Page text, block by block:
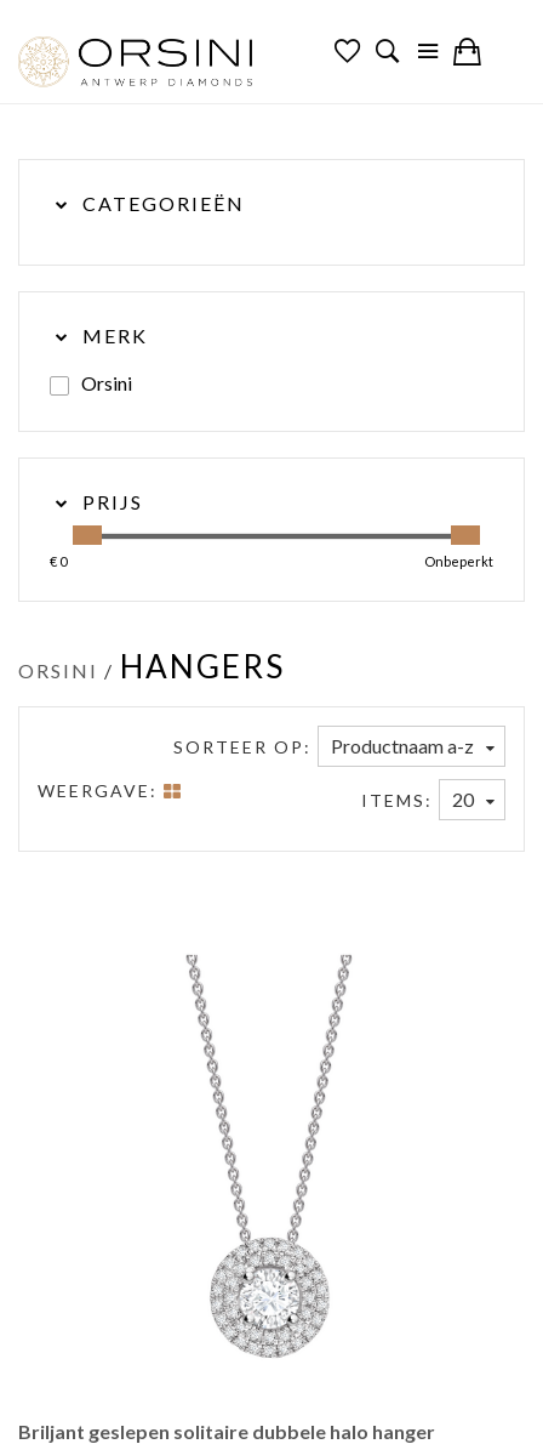
CATEGORIEËN
MERK
Orsini
PRIJS
€ 0 Onbeperkt
ORSINI / HANGERS
SORTEER OP: Productnaam a-z
ITEMS: 20
WEERGAVE:
Briljant geslepen solitaire dubbele halo hanger